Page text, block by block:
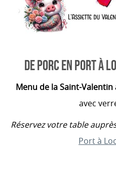
DE PORC EN PORT À
Menu de la Saint-
avec
Réservez votre table
Port à